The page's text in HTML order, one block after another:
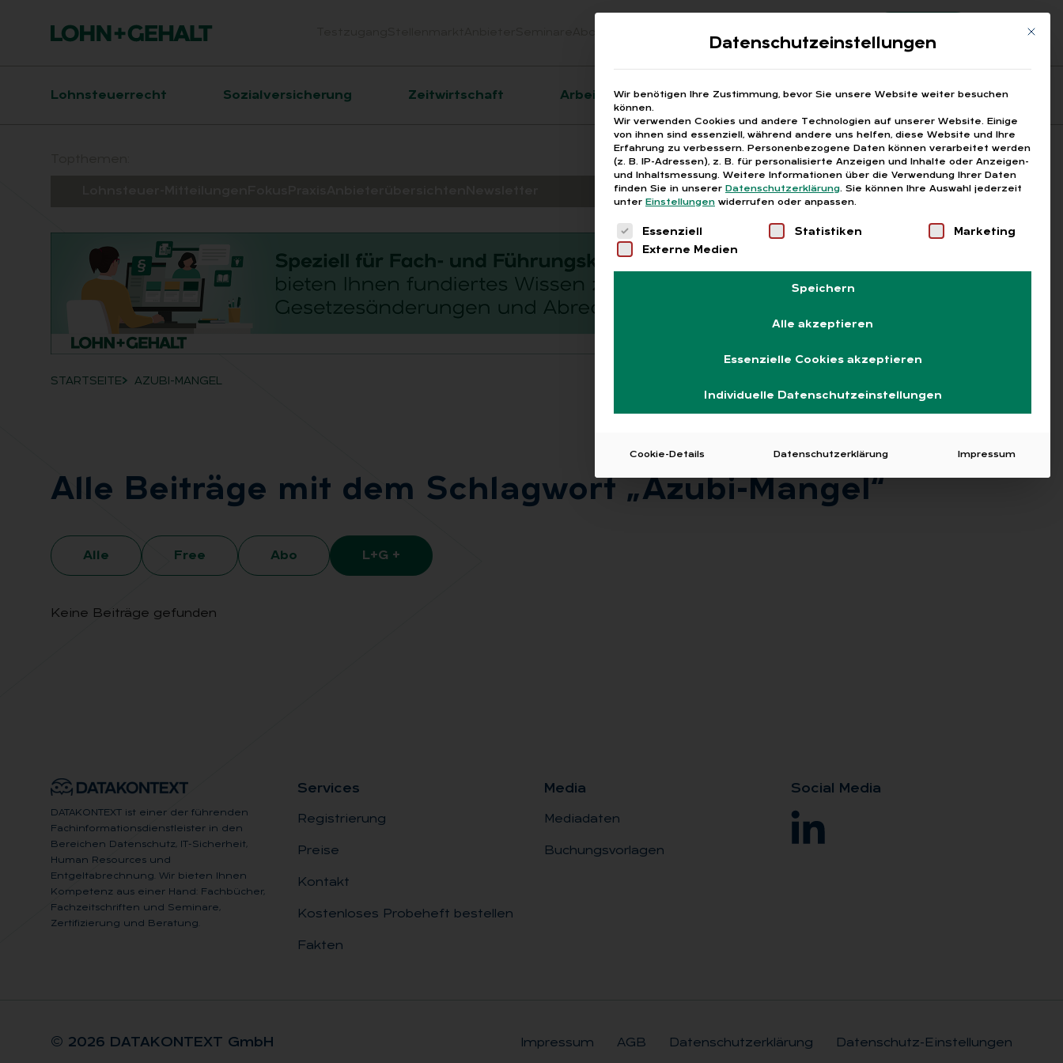
Suchen
Registrierung
Hauptnavigation
Lohnsteuerrecht Sozialversicherung Zeitwirtschaft Arbeitsrecht Fragen aus den ARGEn Printausgaben
Breadcrumb-Navigation
STARTSEITE AZUBI-MANGEL
Alle Bei­trä­ge mit dem Schlag­wort „Azu­bi-Man­gel“
Alle Free Abo L+G +
Keine Beiträge gefunden
DATAKONTEXT ist einer der führenden
Fachinformationsdienstleister in den
Bereichen Datenschutz, IT-Sicherheit,
Human Resources und
Entgeltabrechnung. Wir bieten Ihnen
Kompetenz aus einer Hand: Fachbücher,
Fachzeitschriften und Seminare,
Zertifizierung und Beratung.
Ser­vices
Registrierung
Preise
Kontakt
Kostenloses Probeheft bestellen
Fakten
Me­dia
Mediadaten
Buchungsvorlagen
So­ci­al Me­dia
© 2026 DA­TA­KON­TEXT GmbH Impressum AGB Datenschutzerklärung Datenschutz-Einstellungen
Mit
Datenschutzeinstellungen
Wir benötigen Ihre Zustimmung, bevor Sie unsere Website weiter besuchen
können.
Wir verwenden Cookies und andere Technologien auf unserer Website. Einige
von ihnen sind essenziell, während andere uns helfen, diese Website und Ihre
Erfahrung zu verbessern. Personenbezogene Daten können verarbeitet werden
(z. B. IP-Adressen), z. B. für personalisierte Anzeigen und Inhalte oder Anzeigen-
und Inhaltsmessung. Weitere Informationen über die Verwendung Ihrer Daten
finden Sie in unserer Datenschutzerklärung. Sie können Ihre Auswahl jederzeit
unter Einstellungen widerrufen oder anpassen.
Es folgt eine Liste der Service-Gruppen, für die eine
Essenziell Statistiken
Marketing
Externe Medien
Speichern
Alle akzeptieren
Essenzielle Cookies akzeptieren
Individuelle Datenschutzeinstellungen
Cookie-Details Datenschutzerklärung Impressum